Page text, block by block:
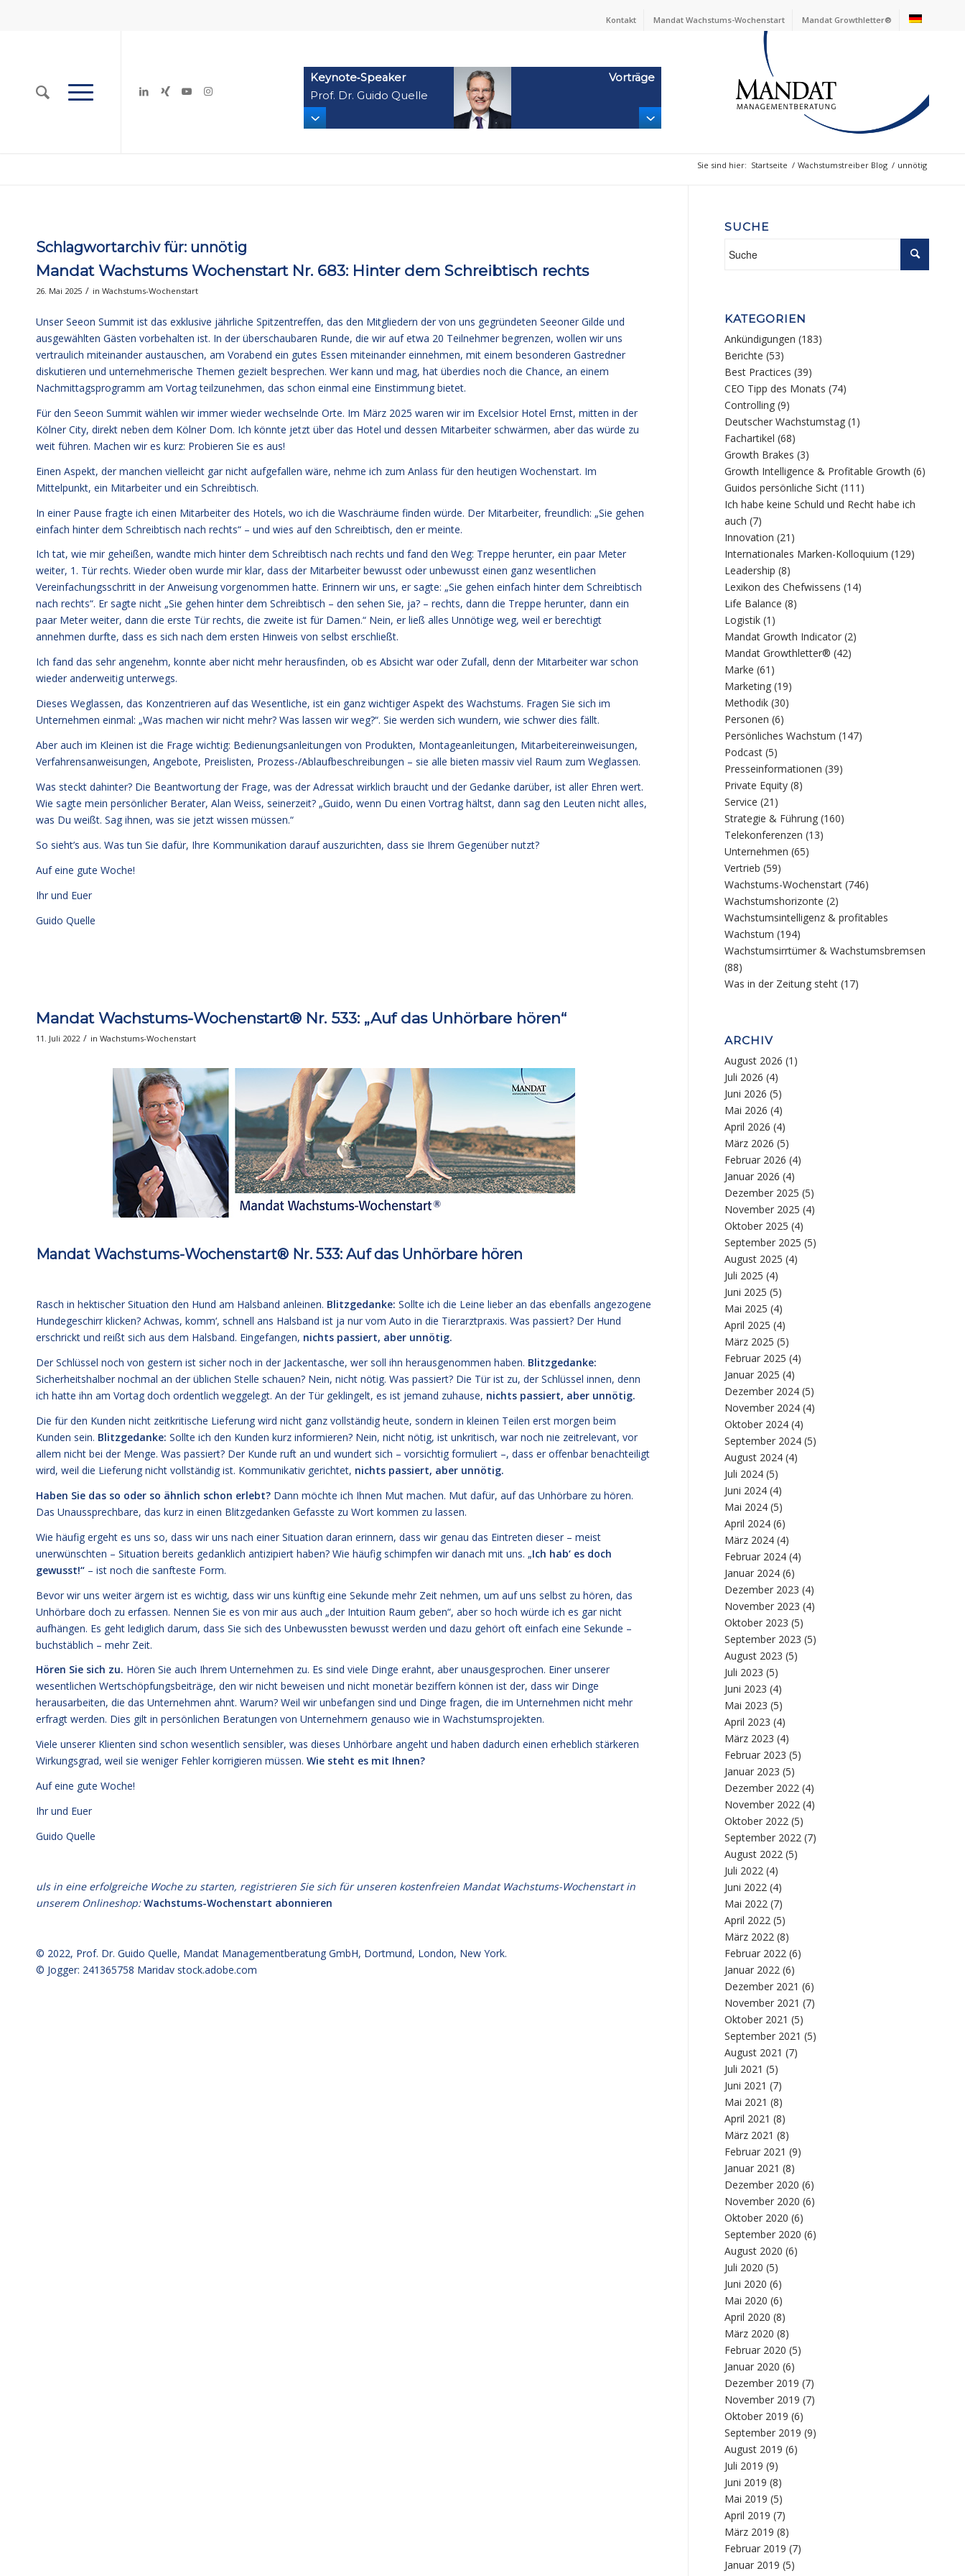
Kontakt Mandat Wachstums-Wochenstart Mandat Growthletter®
Keynote‑Speaker
Prof. Dr. Guido Quelle
Vorträge
Sie sind hier: Startseite / Wachstumstreiber Blog / unnötig
Schlagwortarchiv für: unnötig
Mandat Wachstums Wochenstart Nr. 683: Hinter dem Schreibtisch rechts
26. Mai 2025 / in Wachstums-Wochenstart
Unser Seeon Summit ist das exklusive jährliche Spitzentreffen, das den Mitgliedern der von uns gegründeten Seeoner Gilde und
ausgewählten Gästen vorbehalten ist. In der überschaubaren Runde, die wir auf etwa 20 Teilnehmer begrenzen, wollen wir uns
vertraulich miteinander austauschen, am Vorabend ein gutes Essen miteinander einnehmen, mit einem besonderen Gastredner
diskutieren und unternehmerische Themen gezielt besprechen. Wer kann und mag, hat überdies noch die Chance, an einem
Nachmittagsprogramm am Vortag teilzunehmen, das schon einmal eine Einstimmung bietet.
Für den Seeon Summit wählen wir immer wieder wechselnde Orte. Im März 2025 waren wir im Excelsior Hotel Ernst, mitten in der
Kölner City, direkt neben dem Kölner Dom. Ich könnte jetzt über das Hotel und dessen Mitarbeiter schwärmen, aber das würde zu
weit führen. Machen wir es kurz: Probieren Sie es aus!
Einen Aspekt, der manchen vielleicht gar nicht aufgefallen wäre, nehme ich zum Anlass für den heutigen Wochenstart. Im
Mittelpunkt, ein Mitarbeiter und ein Schreibtisch.
In einer Pause fragte ich einen Mitarbeiter des Hotels, wo ich die Waschräume finden würde. Der Mitarbeiter, freundlich: „Sie gehen
einfach hinter dem Schreibtisch nach rechts“ – und wies auf den Schreibtisch, den er meinte.
Ich tat, wie mir geheißen, wandte mich hinter dem Schreibtisch nach rechts und fand den Weg: Treppe herunter, ein paar Meter
weiter, 1. Tür rechts. Wieder oben wurde mir klar, dass der Mitarbeiter bewusst oder unbewusst einen ganz wesentlichen
Vereinfachungsschritt in der Anweisung vorgenommen hatte. Erinnern wir uns, er sagte: „Sie gehen einfach hinter dem Schreibtisch
nach rechts“. Er sagte nicht „Sie gehen hinter dem Schreibtisch – den sehen Sie, ja? – rechts, dann die Treppe herunter, dann ein
paar Meter weiter, dann die erste Tür rechts, die zweite ist für Damen.“ Nein, er ließ alles Unnötige weg, weil er berechtigt
annehmen durfte, dass es sich nach dem ersten Hinweis von selbst erschließt.
Ich fand das sehr angenehm, konnte aber nicht mehr herausfinden, ob es Absicht war oder Zufall, denn der Mitarbeiter war schon
wieder anderweitig unterwegs.
Dieses Weglassen, das Konzentrieren auf das Wesentliche, ist ein ganz wichtiger Aspekt des Wachstums. Fragen Sie sich im
Unternehmen einmal: „Was machen wir nicht mehr? Was lassen wir weg?“. Sie werden sich wundern, wie schwer dies fällt.
Aber auch im Kleinen ist die Frage wichtig: Bedienungsanleitungen von Produkten, Montageanleitungen, Mitarbeitereinweisungen,
Verfahrensanweisungen, Angebote, Preislisten, Prozess-/Ablaufbeschreibungen – sie alle bieten massiv viel Raum zum Weglassen.
Was steckt dahinter? Die Beantwortung der Frage, was der Adressat wirklich braucht und der Gedanke darüber, ist aller Ehren wert.
Wie sagte mein persönlicher Berater, Alan Weiss, seinerzeit? „Guido, wenn Du einen Vortrag hältst, dann sag den Leuten nicht alles,
was Du weißt. Sag ihnen, was sie jetzt wissen müssen.“
So sieht’s aus. Was tun Sie dafür, Ihre Kommunikation darauf auszurichten, dass sie Ihrem Gegenüber nutzt?
Auf eine gute Woche!
Ihr und Euer
Guido Quelle
Mandat Wachstums-Wochenstart® Nr. 533: „Auf das Unhörbare hören“
11. Juli 2022 / in Wachstums-Wochenstart
Mandat Wachstums-Wochenstart® Nr. 533: Auf das Unhörbare hören
Rasch in hektischer Situation den Hund am Halsband anleinen. Blitzgedanke: Sollte ich die Leine lieber an das ebenfalls angezogene
Hundegeschirr klicken? Achwas, komm‘, schnell ans Halsband ist ja nur vom Auto in die Tierarztpraxis. Was passiert? Der Hund
erschrickt und reißt sich aus dem Halsband. Eingefangen, nichts passiert, aber unnötig.
Der Schlüssel noch von gestern ist sicher noch in der Jackentasche, wer soll ihn herausgenommen haben. Blitzgedanke:
Sicherheitshalber nochmal an der üblichen Stelle schauen? Nein, nicht nötig. Was passiert? Die Tür ist zu, der Schlüssel innen, denn
ich hatte ihn am Vortag doch ordentlich weggelegt. An der Tür geklingelt, es ist jemand zuhause, nichts passiert, aber unnötig.
Die für den Kunden nicht zeitkritische Lieferung wird nicht ganz vollständig heute, sondern in kleinen Teilen erst morgen beim
Kunden sein. Blitzgedanke: Sollte ich den Kunden kurz informieren? Nein, nicht nötig, ist unkritisch, war noch nie zeitrelevant, vor
allem nicht bei der Menge. Was passiert? Der Kunde ruft an und wundert sich – vorsichtig formuliert –, dass er offenbar benachteiligt
wird, weil die Lieferung nicht vollständig ist. Kommunikativ gerichtet, nichts passiert, aber unnötig.
Haben Sie das so oder so ähnlich schon erlebt? Dann möchte ich Ihnen Mut machen. Mut dafür, auf das Unhörbare zu hören.
Das Unaussprechbare, das kurz in einen Blitzgedanken Gefasste zu Wort kommen zu lassen.
Wie häufig ergeht es uns so, dass wir uns nach einer Situation daran erinnern, dass wir genau das Eintreten dieser – meist
unerwünschten – Situation bereits gedanklich antizipiert haben? Wie häufig schimpfen wir danach mit uns. „Ich hab‘ es doch
gewusst!“ – ist noch die sanfteste Form.
Bevor wir uns weiter ärgern ist es wichtig, dass wir uns künftig eine Sekunde mehr Zeit nehmen, um auf uns selbst zu hören, das
Unhörbare doch zu erfassen. Nennen Sie es von mir aus auch „der Intuition Raum geben“, aber so hoch würde ich es gar nicht
aufhängen. Es geht lediglich darum, dass Sie sich des Unbewussten bewusst werden und dazu gehört oft einfach eine Sekunde –
buchstäblich – mehr Zeit.
Hören Sie sich zu. Hören Sie auch Ihrem Unternehmen zu. Es sind viele Dinge erahnt, aber unausgesprochen. Einer unserer
wesentlichen Wertschöpfungsbeiträge, den wir nicht beweisen und nicht monetär beziffern können ist der, dass wir Dinge
herausarbeiten, die das Unternehmen ahnt. Warum? Weil wir unbefangen sind und Dinge fragen, die im Unternehmen nicht mehr
erfragt werden. Dies gilt in persönlichen Beratungen von Unternehmern genauso wie in Wachstumsprojekten.
Viele unserer Klienten sind schon wesentlich sensibler, was dieses Unhörbare angeht und haben dadurch einen erheblich stärkeren
Wirkungsgrad, weil sie weniger Fehler korrigieren müssen. Wie steht es mit Ihnen?
Auf eine gute Woche!
Ihr und Euer
Guido Quelle
uls in eine erfolgreiche Woche zu starten, registrieren Sie sich für unseren kostenfreien Mandat Wachstums-Wochenstart in
unserem Onlineshop:Wachstums-Wochenstart abonnieren
© 2022, Prof. Dr. Guido Quelle, Mandat Managementberatung GmbH, Dortmund, London, New York.
© Jogger: 241365758 Maridav stock.adobe.com
SUCHE
KATEGORIEN
Ankündigungen (183)
Berichte (53)
Best Practices (39)
CEO Tipp des Monats (74)
Controlling (9)
Deutscher Wachstumstag (1)
Fachartikel (68)
Growth Brakes (3)
Growth Intelligence & Profitable Growth (6)
Guidos persönliche Sicht (111)
Ich habe keine Schuld und Recht habe ich
auch (7)
Innovation (21)
Internationales Marken-Kolloquium (129)
Leadership (8)
Lexikon des Chefwissens (14)
Life Balance (8)
Logistik (1)
Mandat Growth Indicator (2)
Mandat Growthletter® (42)
Marke (61)
Marketing (19)
Methodik (30)
Personen (6)
Persönliches Wachstum (147)
Podcast (5)
Presseinformationen (39)
Private Equity (8)
Service (21)
Strategie & Führung (160)
Telekonferenzen (13)
Unternehmen (65)
Vertrieb (59)
Wachstums-Wochenstart (746)
Wachstumshorizonte (2)
Wachstumsintelligenz & profitables
Wachstum (194)
Wachstumsirrtümer & Wachstumsbremsen
(88)
Was in der Zeitung steht (17)
ARCHIV
August 2026 (1)
Juli 2026 (4)
Juni 2026 (5)
Mai 2026 (4)
April 2026 (4)
März 2026 (5)
Februar 2026 (4)
Januar 2026 (4)
Dezember 2025 (5)
November 2025 (4)
Oktober 2025 (4)
September 2025 (5)
August 2025 (4)
Juli 2025 (4)
Juni 2025 (5)
Mai 2025 (4)
April 2025 (4)
März 2025 (5)
Februar 2025 (4)
Januar 2025 (4)
Dezember 2024 (5)
November 2024 (4)
Oktober 2024 (4)
September 2024 (5)
August 2024 (4)
Juli 2024 (5)
Juni 2024 (4)
Mai 2024 (5)
April 2024 (6)
März 2024 (4)
Februar 2024 (4)
Januar 2024 (6)
Dezember 2023 (4)
November 2023 (4)
Oktober 2023 (5)
September 2023 (5)
August 2023 (5)
Juli 2023 (5)
Juni 2023 (4)
Mai 2023 (5)
April 2023 (4)
März 2023 (4)
Februar 2023 (5)
Januar 2023 (5)
Dezember 2022 (4)
November 2022 (4)
Oktober 2022 (5)
September 2022 (7)
August 2022 (5)
Juli 2022 (4)
Juni 2022 (4)
Mai 2022 (7)
April 2022 (5)
März 2022 (8)
Februar 2022 (6)
Januar 2022 (6)
Dezember 2021 (6)
November 2021 (7)
Oktober 2021 (5)
September 2021 (5)
August 2021 (7)
Juli 2021 (5)
Juni 2021 (7)
Mai 2021 (8)
April 2021 (8)
März 2021 (8)
Februar 2021 (9)
Januar 2021 (8)
Dezember 2020 (6)
November 2020 (6)
Oktober 2020 (6)
September 2020 (6)
August 2020 (6)
Juli 2020 (5)
Juni 2020 (6)
Mai 2020 (6)
April 2020 (8)
März 2020 (8)
Februar 2020 (5)
Januar 2020 (6)
Dezember 2019 (7)
November 2019 (7)
Oktober 2019 (6)
September 2019 (9)
August 2019 (6)
Juli 2019 (9)
Juni 2019 (8)
Mai 2019 (5)
April 2019 (7)
März 2019 (8)
Februar 2019 (7)
Januar 2019 (5)